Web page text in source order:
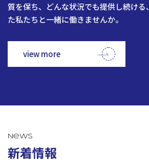
質を保ち、どんな状況でも提供し続ける
た私たちと一緒に働きませんか。
view more
News
新着情報